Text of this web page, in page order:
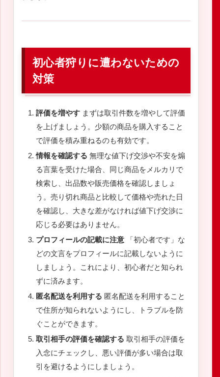
初心者狩りに遭わないための
対策
評価を増やす まずは取引件数を増やして評価
を上げましょう。少額の商品を購入すること
で評価を積み重ねるのも有効です。
情報を確認する 無理な値下げ交渉や不安を煽
る言葉を受けた場合、同じ商品をメルカリで
検索し、出品数や販売価格を確認しましょ
う。売り切れ商品と比較して価格や売れた日
を確認し、大きな差がなければ値下げ交渉に
応じる必要はありません。
プロフィールの記載に注意 「初心者です」な
どの文言をプロフィールに記載しないように
しましょう。これにより、初心者だと知られ
ずに済みます。
匿名配送を利用する 匿名配送を利用すること
で住所が知られないようにし、トラブルを防
ぐことができます。
取引相手の評価を確認する 取引相手の評価を
入念にチェックし、悪い評価が多い場合は取
引を避けるようにしましょう。